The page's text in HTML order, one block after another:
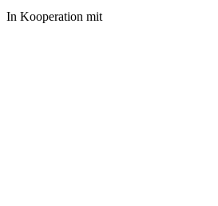
In Kooperation mit